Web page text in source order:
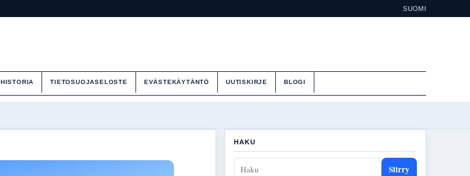
SUOMI
HISTORIA TIETOSUOJASELOSTE EVÄSTEKÄYTÄNTÖ UUTISKIRJE BLOGI
HAKU
Siirry